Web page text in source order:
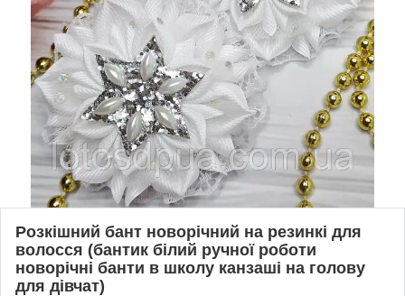
Розкішний бант новорічний на резинкі для
волосся (бантик білий ручної роботи
новорічні банти в школу канзаші на голову
для дівчат)